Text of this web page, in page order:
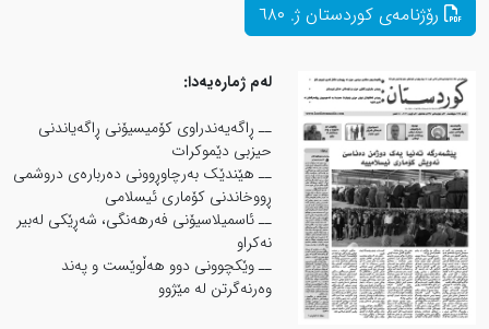
لەم ژمارەیەدا:
ــ ڕاگەیەندراوی کۆمیسیۆنی ڕاگەیاندنی
حیزبی دێموکرات
ــ هێندێک بەرچاوڕوونی دەربارەی دروشمی
ڕووخاندنی کۆماری ئیسلامی
ــ ئاسمیلاسیۆنی فەرهەنگی، شەڕێکی لەبیر
نەکراو
ــ وێكچوونی دوو هەڵوێست و پەند
وەرنەگرتن لە مێژوو